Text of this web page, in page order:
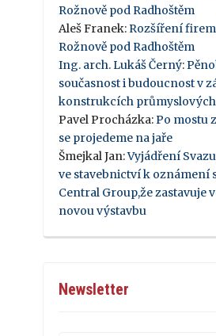
Rožnově pod Radhoštěm
Aleš Franek: Rozšíření
Rožnově pod Radhoštěm
Ing. arch. Lukáš Černý:
současnost i budoucnost v
konstrukcích průmyslových
Pavel Procházka: Po mostu
se projedeme na jaře
Šmejkal Jan:Vyjádření
ve stavebnictví k oznámení
Central Group,že zastavuje
novou výstavbu
Newsletter